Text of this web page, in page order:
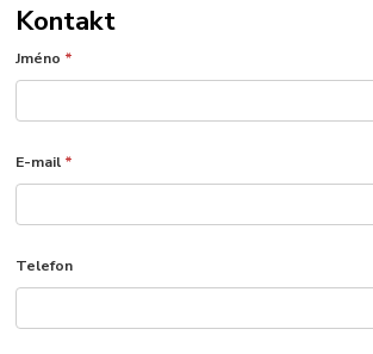
Kontakt
Jméno *
E-mail *
Telefon